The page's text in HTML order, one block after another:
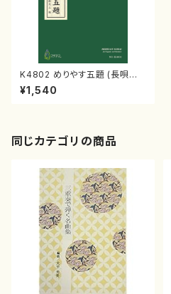
K4802 めりやす五題 (長唄唄
譜、三弦譜/杵屋彌之介(青柳茂
三）/青柳三絃楽譜）
¥1,540
同じカテゴリの商品